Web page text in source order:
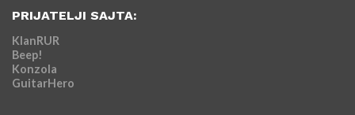
PRIJATELJI SAJTA:
KlanRUR
Beep!
Konzola
GuitarHero